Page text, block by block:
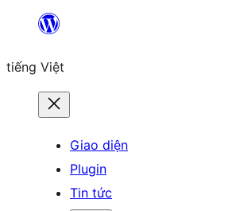
Chuyển
phần
tiếng Việt
Giao diện
Plugin
Tin tức